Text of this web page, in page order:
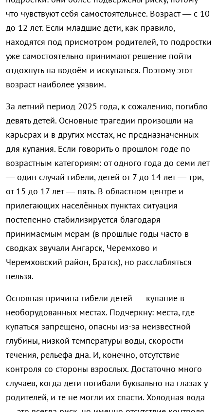
что чувствуют себя самостоятельнее. Возраст — с 10
до 12 лет. Если младшие дети, как правило,
находятся под присмотром родителей, то подростки
уже самостоятельно принимают решение пойти
отдохнуть на водоём и искупаться. Поэтому этот
возраст наиболее уязвим.
За летний период 2025 года, к сожалению, погибло
девять детей. Основные трагедии произошли на
карьерах и в других местах, не предназначенных
для купания. Если говорить о прошлом годе по
возрастным категориям: от одного года до семи лет
— один случай гибели, детей от 7 до 14 лет — три,
от 15 до 17 лет — пять. В областном центре и
прилегающих населённых пунктах ситуация
постепенно стабилизируется благодаря
принимаемым мерам (в прошлые годы часто в
сводках звучали Ангарск, Черемхово и
Черемховский район, Братск), но расслабляться
нельзя.
Основная причина гибели детей — купание в
необорудованных местах. Подчеркну: места, где
купаться запрещено, опасны из-за неизвестной
глубины, низкой температуры воды, скорости
течения, рельефа дна. И, конечно, отсутствие
контроля со стороны взрослых. Достаточно много
случаев, когда дети погибали буквально на глазах у
родителей, и те не могли их спасти. Холодная вода